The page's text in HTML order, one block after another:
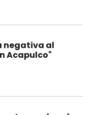
negativa al
Acapulco"